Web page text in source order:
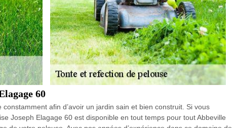
60
afin d’avoir un jardin sain et bien construit. Si vous
Joseph Elagage 60 est disponible en tout temps pour tout Abbeville